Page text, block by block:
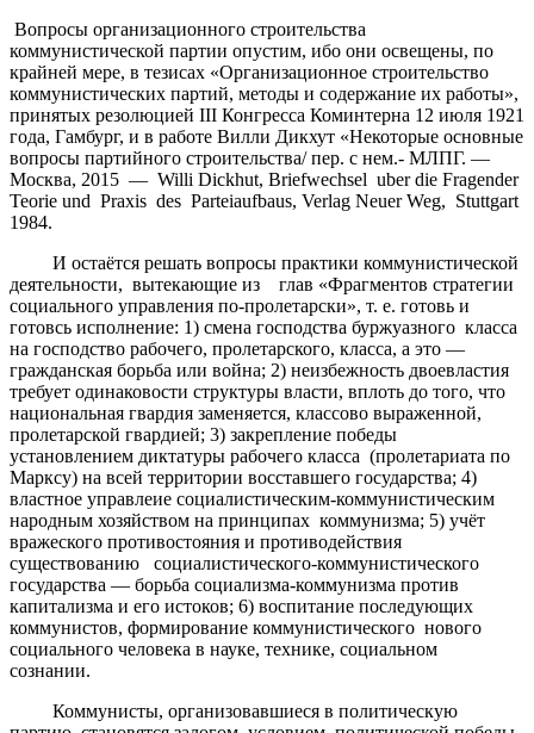
Вопросы организационного строительства
коммунистической партии опустим, ибо они освещены, по
крайней мере, в тезисах «Организационное строительство
коммунистических партий, методы и содержание их работы»,
принятых резолюцией III Конгресса Коминтерна 12 июля 1921
года, Гамбург, и в работе Вилли Дикхут «Некоторые основные
вопросы партийного строительства/ пер. с нем.- МЛПГ. —
Москва, 2015 — Willi Dickhut, Briefwechsel uber die Fragender
Teorie und Praxis des Parteiaufbaus, Verlag Neuer Weg, Stuttgart
1984.
И остаётся решать вопросы практики коммунистической
деятельности, вытекающие из глав «Фрагментов стратегии
социального управления по-пролетарски», т. е. готовь и
готовсь исполнение: 1) смена господства буржуазного класса
на господство рабочего, пролетарского, класса, а это —
гражданская борьба или война; 2) неизбежность двоевластия
требует одинаковости структуры власти, вплоть до того, что
национальная гвардия заменяется, классово выраженной,
пролетарской гвардией; 3) закрепление победы
установлением диктатуры рабочего класса (пролетариата по
Марксу) на всей территории восставшего государства; 4)
властное управлеие социалистическим-коммунистическим
народным хозяйством на принципах коммунизма; 5) учёт
вражеского противостояния и противодействия
существованию социалистического-коммунистического
государства — борьба социализма-коммунизма против
капитализма и его истоков; 6) воспитание последующих
коммунистов, формирование коммунистического нового
социального человека в науке, технике, социальном
сознании.
Коммунисты, организовавшиеся в политическую